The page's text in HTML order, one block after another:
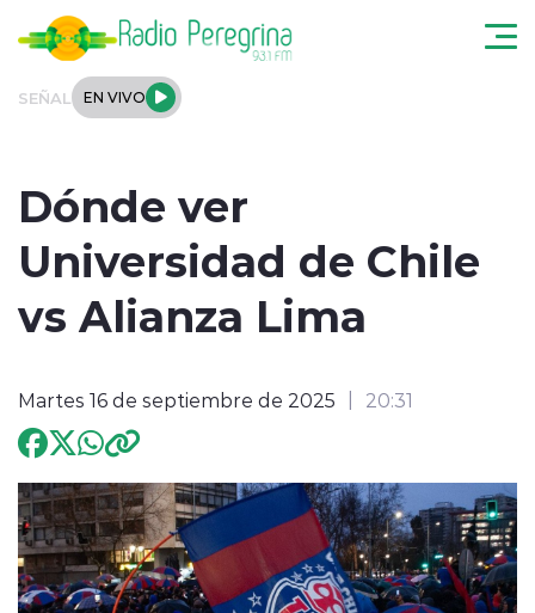
SEÑAL EN VIVO
Tendencias
Internacional
Deportes
Entrevistas
Programación
Dónde ver
Universidad de Chile
vs Alianza Lima
Martes 16 de septiembre de 2025 20:31